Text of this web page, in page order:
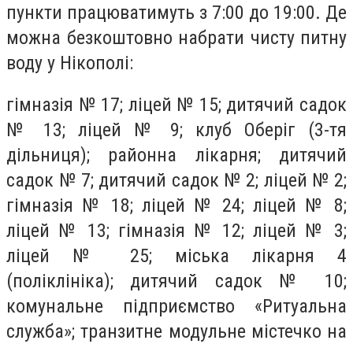
пункти працюватимуть з 7:00 до 19:00. Де
можна безкоштовно набрати чисту питну
воду у Нікополі:
гімназія № 17; ліцей № 15; дитячий садок
№ 13; ліцей № 9; клуб Оберіг (3-тя
дільниця); районна лікарня; дитячий
садок № 7; дитячий садок № 2; ліцей № 2;
гімназія № 18; ліцей № 24; ліцей № 8;
ліцей № 13; гімназія № 12; ліцей № 3;
ліцей № 25; міська лікарня 4
(поліклініка); дитячий садок № 10;
комунальне підприємство «Ритуальна
служба»; транзитне модульне містечко на